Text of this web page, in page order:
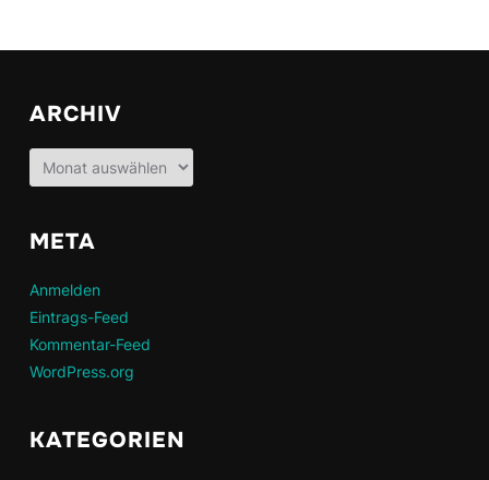
ARCHIV
Archiv
META
Anmelden
Eintrags-Feed
Kommentar-Feed
WordPress.org
KATEGORIEN